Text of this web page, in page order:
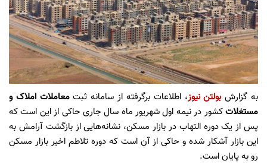
به گزارشبولتن نیوز، اطلاعات برگرفته از سامانه ثبتمعاملات املاک و
مستغلاتکشور در نیمه اول شهریور ماه سال جاری حاکی از این است که
پس از یک دوره التهاب در بازار مسکن، نشانه‌هایی از بازگشت آرامش به
این بازار آشکار شده و حاکی از آن است که دوره تلاطم اخیر بازار مسکن
رو به پایان است.